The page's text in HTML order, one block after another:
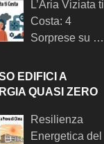
L’Aria Viziata ti
Costa: 4
Sorprese su …
EDIFICI A
QUASI ZERO
Resilienza
Energetica del